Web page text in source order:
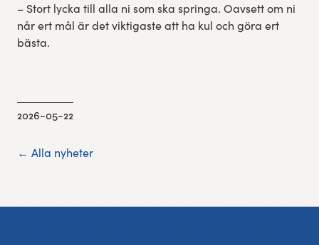
– Stort lycka till alla ni som ska springa. Oavsett om ni
når ert mål är det viktigaste att ha kul och göra ert
bästa.
2026-05-22
← Alla nyheter